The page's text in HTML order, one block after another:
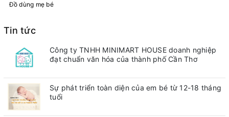
Đồ dùng mẹ bé
Tin tức
Công ty TNHH MINIMART HOUSE doanh nghiệp
đạt chuẩn văn hóa của thành phố Cần Thơ
Sự phát triển toàn diện của em bé từ 12-18 tháng
tuổi